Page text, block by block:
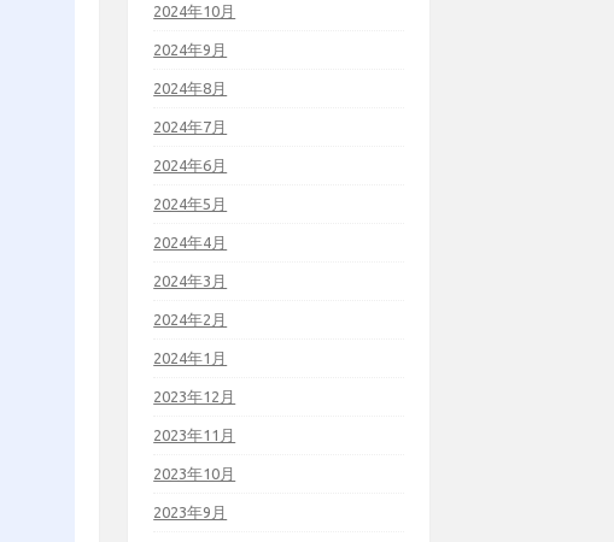
2024年10月
2024年9月
2024年8月
2024年7月
2024年6月
2024年5月
2024年4月
2024年3月
2024年2月
2024年1月
2023年12月
2023年11月
2023年10月
2023年9月